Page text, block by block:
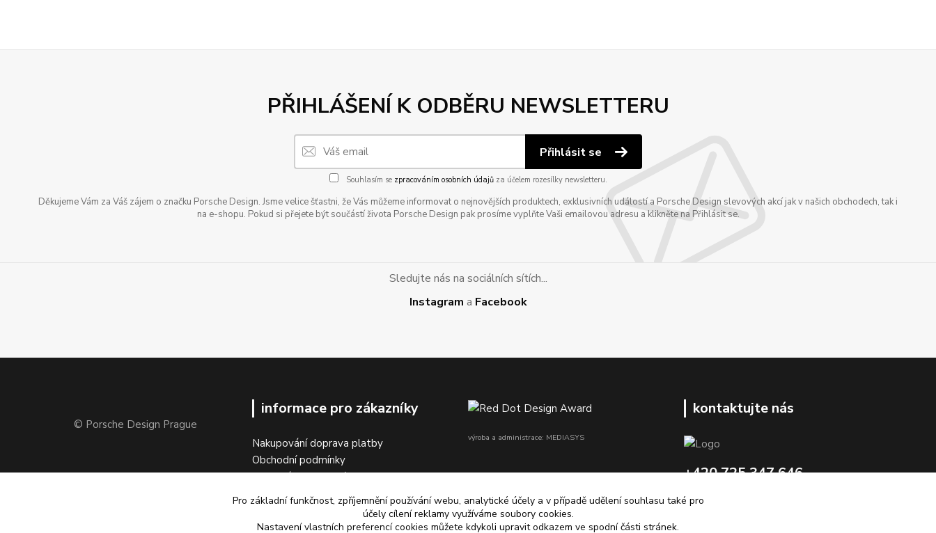
PŘIHLÁŠENÍ K ODBĚRU NEWSLETTERU
Přihlásit se
Souhlasím se zpracováním osobních údajůza účelem rozesílky newsletteru.
Děkujeme Vám za Váš zájem o značku Porsche Design. Jsme velice šťastni, že Vás můžeme informovat o nejnovějších produktech, exklusivních událostí a Porsche Design slevových akcí jak v našich obchodech, tak i
na e-shopu. Pokud si přejete být součástí života Porsche Design pak prosíme vyplňte Vaši emailovou adresu a klikněte na Přihlásit se.
Sledujte nás na sociálních sítích...
Instagram a Facebook
© Porsche Design Prague
informace pro zákazníky
Nakupování doprava platby
Obchodní podmínky
Objednávka na dobírku
Vrátit zboží
Galerie
výroba a administrace: MEDIASYS
kontaktujte nás
+420 725 347 646
Pro základní funkčnost, zpříjemnění používání webu, analytické účely a v případě udělení souhlasu také pro
účely cílení reklamy využíváme soubory cookies.
Nastavení vlastních preferencí cookies můžete kdykoli upravit odkazem ve spodní části stránek.